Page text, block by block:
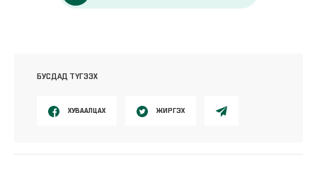
БУСДАД ТҮГЭЭХ
ХУВААЛЦАХ ЖИРГЭХ